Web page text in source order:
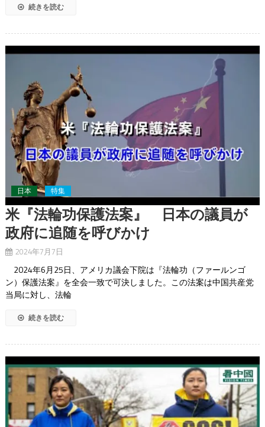
続きを読む
日本 特集
米『法輪功保護法案』 日本の議員が
政府に追随を呼びかけ
2024年7月7日
2024年6月25日、アメリカ議会下院は『法輪功（ファールンゴ
ン）保護法案』を全会一致で可決しました。この法案は中国共産党
当局に対し、法輪
続きを読む